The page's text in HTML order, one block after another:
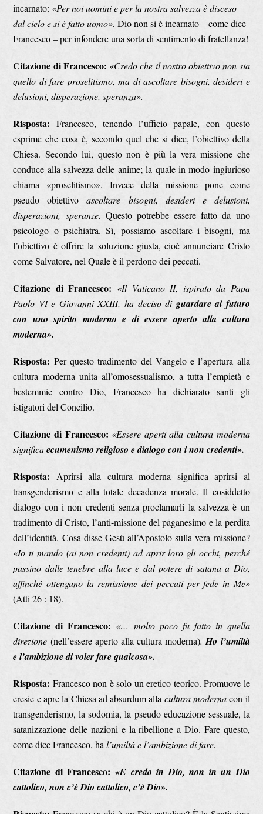
incarnato: «Per noi uomini e per la nostra salvezza è disceso
dal cielo e si è fatto uomo». Dio non si è incarnato – come dice
Francesco – per infondere una sorta di sentimento di fratellanza!
Citazione di Francesco: «Credo che il nostro obiettivo non sia
quello di fare proselitismo, ma di ascoltare bisogni, desideri e
delusioni, disperazione, speranza».
Risposta: Francesco, tenendo l’ufficio papale, con questo
esprime che cosa è, secondo quel che si dice, l’obiettivo della
Chiesa. Secondo lui, questo non è più la vera missione che
conduce alla salvezza delle anime; la quale in modo ingiurioso
chiama «proselitismo». Invece della missione pone come
pseudo obiettivoascoltare bisogni, desideri e delusioni,
disperazioni, speranze. Questo potrebbe essere fatto da uno
psicologo o psichiatra. Sì, possiamo ascoltare i bisogni, ma
l’obiettivo è offrire la soluzione giusta, cioè annunciare Cristo
come Salvatore, nel Quale è il perdono dei peccati.
Citazione di Francesco: «Il Vaticano II, ispirato da Papa
Paolo VI e Giovanni XXIII, ha deciso di guardare al futuro
con uno spirito moderno e di essere aperto alla cultura
moderna».
Risposta: Per questo tradimento del Vangelo e l’apertura alla
cultura moderna unita all’omosessualismo, a tutta l’empietà e
bestemmie contro Dio, Francesco ha dichiarato santi gli
istigatori del Concilio.
Citazione di Francesco: «Essere aperti alla cultura moderna
significaecumenismo religioso e dialogo con i non credenti».
Risposta: Aprirsi alla cultura moderna significa aprirsi al
transgenderismo e alla totale decadenza morale. Il cosiddetto
dialogo con i non credenti senza proclamarli la salvezza è un
tradimento di Cristo, l’anti-missione del paganesimo e la perdita
dell’identità. Cosa disse Gesù all’Apostolo sulla vera missione?
«Io ti mando (ai non credenti) ad aprir loro gli occhi, perché
passino dalle tenebre alla luce e dal potere di satana a Dio,
affinché ottengano la remissione dei peccati per fede in Me»
(Atti 26 : 18).
Citazione di Francesco: «… molto poco fu fatto in quella
direzione (nell’essere aperto alla cultura moderna).Ho l’umiltà
e l’ambizione di voler fare qualcosa».
Risposta: Francesco non è solo un eretico teorico. Promuove le
eresie e apre la Chiesa ad absurdum alla cultura modernacon il
transgenderismo, la sodomia, la pseudo educazione sessuale, la
satanizzazione delle nazioni e la ribellione a Dio. Fare questo,
come dice Francesco, hal’umiltà e l’ambizione di fare.
Citazione di Francesco: «E credo in Dio, non in un Dio
cattolico, non c’è Dio cattolico, c’è Dio».